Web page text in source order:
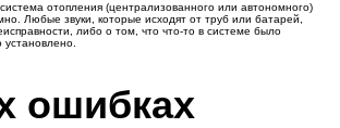
отопления (централизованного или автономного)
Любые звуки, которые исходят от труб или батарей,
либо о том, что что-то в системе было
ошибках